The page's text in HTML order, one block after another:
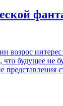
возрос
будущее не
представления